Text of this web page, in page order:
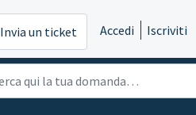
Invia un ticket Accedi Iscriviti